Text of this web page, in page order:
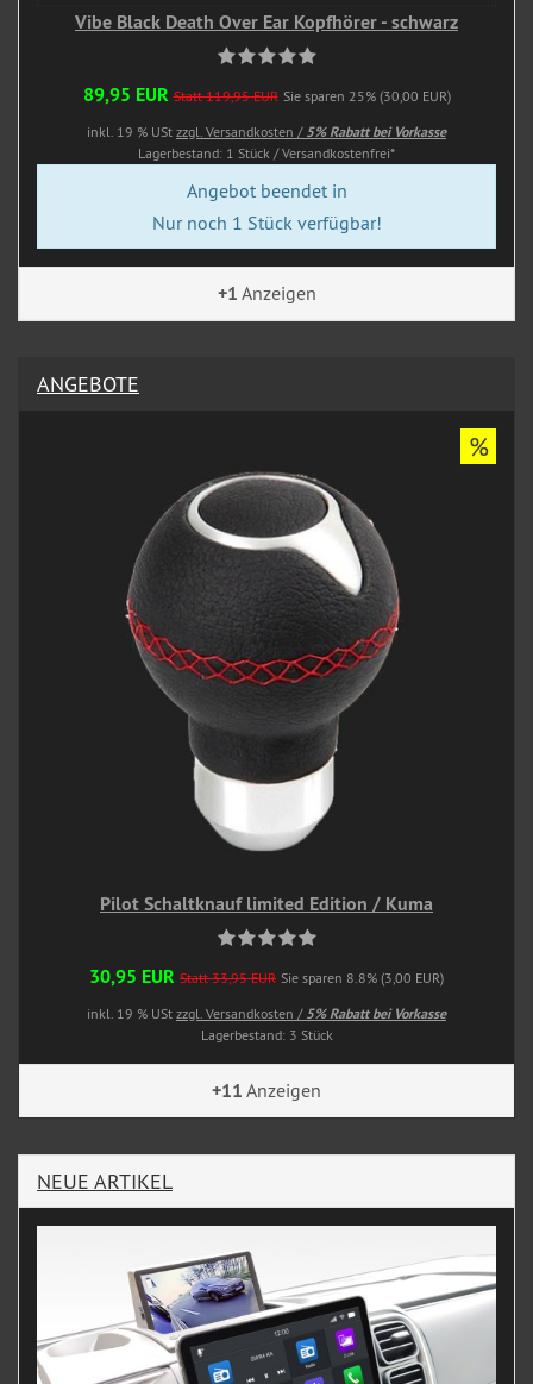
Vibe Black Death Over Ear Kopfhörer - schwarz
89,95 EUR Statt 119,95 EUR Sie sparen 25% (30,00 EUR)
inkl. 19 % USt zzgl. Versandkosten / 5% Rabatt bei Vorkasse
Lagerbestand: 1 Stück / Versandkostenfrei*
Angebot beendet in
Nur noch 1 Stück verfügbar!
+1 Anzeigen
ANGEBOTE
Pilot Schaltknauf limited Edition / Kuma
30,95 EUR Statt 33,95 EUR Sie sparen 8.8% (3,00 EUR)
inkl. 19 % USt zzgl. Versandkosten / 5% Rabatt bei Vorkasse
Lagerbestand: 3 Stück
%
+11 Anzeigen
NEUE ARTIKEL